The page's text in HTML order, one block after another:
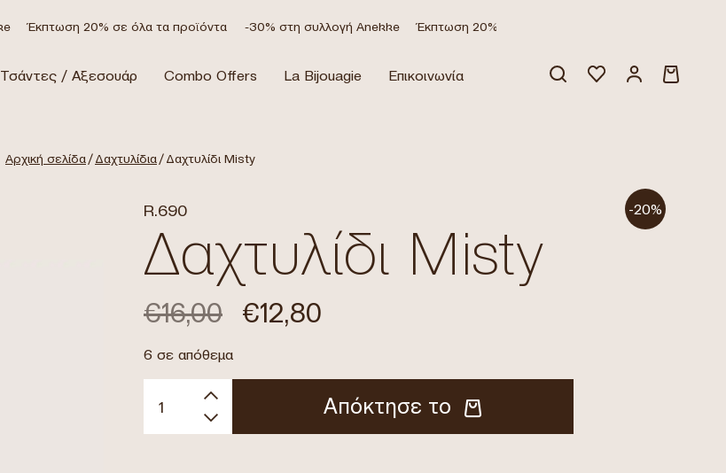
Έκπτωση 20% σε όλα τα προϊόντα -30% στη συλλογή Anekke Έκπτωση 20% σε όλα τα προϊόντα
Τσάντες / Αξεσουάρ Combo Offers La Bijouagie Επικοινωνία
Αρχική σελίδα/Δαχτυλίδια/ Δαχτυλίδι Misty
R.690
Δαχτυλίδι Misty
-20%
€16,00 €12,80
6 σε απόθεμα
Απόκτησε το